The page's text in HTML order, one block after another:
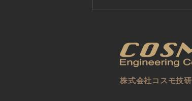
株式会社コスモ技研